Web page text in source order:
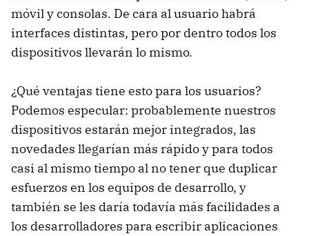
móvil y consolas. De cara al usuario habrá
interfaces distintas, pero por dentro todos los
dispositivos llevarán lo mismo.
¿Qué ventajas tiene esto para los usuarios?
Podemos especular: probablemente nuestros
dispositivos estarán mejor integrados, las
novedades llegarían más rápido y para todos
casi al mismo tiempo al no tener que duplicar
esfuerzos en los equipos de desarrollo, y
también se les daría todavía más facilidades a
los desarrolladores para escribir aplicaciones